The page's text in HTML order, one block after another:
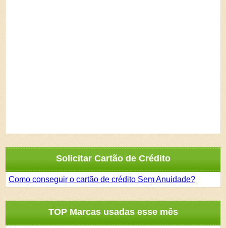
Solicitar Cartão de Crédito
Como conseguir o cartão de crédito Sem Anuidade?
TOP Marcas usadas esse mês